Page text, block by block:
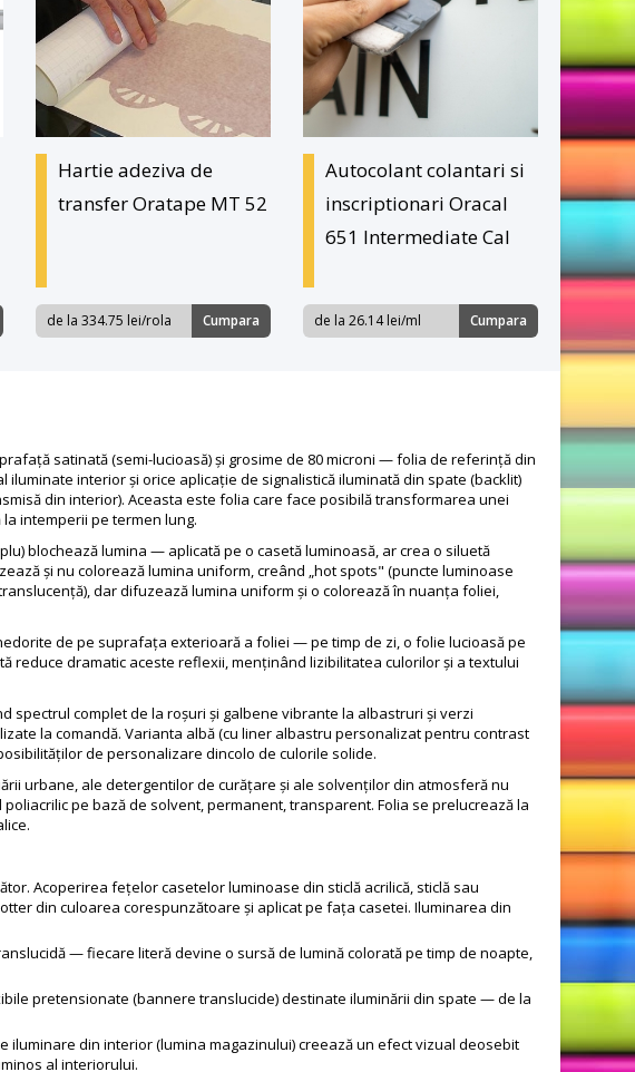
Hartie adeziva de
transfer Oratape MT 52
de la 334.75 lei/rola Cumpara
Autocolant colantari si
inscriptionari Oracal
651 Intermediate Cal
de la 26.14 lei/ml Cumpara
satinată (semi-lucioasă) și grosime de 80 microni — folia de referință din
interior și orice aplicație de signalistică iluminată din spate (backlit)
din interior). Aceasta este folia care face posibilă transformarea unei
intemperii pe termen lung.
blochează lumina — aplicată pe o casetă luminoasă, ar crea o siluetă
și nu colorează lumina uniform, creând „hot spots" (puncte luminoase
dar difuzează lumina uniform și o colorează în nuanța foliei,
de pe suprafața exterioară a foliei — pe timp de zi, o folie lucioasă pe
reduce dramatic aceste reflexii, menținând lizibilitatea culorilor și a textului
spectrul complet de la roșuri și galbene vibrante la albastruri și verzi
la comandă. Varianta albă (cu liner albastru personalizat pentru contrast
de personalizare dincolo de culorile solide.
urbane, ale detergentilor de curățare și ale solvenților din atmosferă nu
pe bază de solvent, permanent, transparent. Folia se prelucrează la
Acoperirea fețelor casetelor luminoase din sticlă acrilică, sticlă sau
din culoarea corespunzătoare și aplicat pe fața casetei. Iluminarea din
— fiecare literă devine o sursă de lumină colorată pe timp de noapte,
pretensionate (bannere translucide) destinate iluminării din spate — de la
din interior (lumina magazinului) creează un efect vizual deosebit
al interiorului.